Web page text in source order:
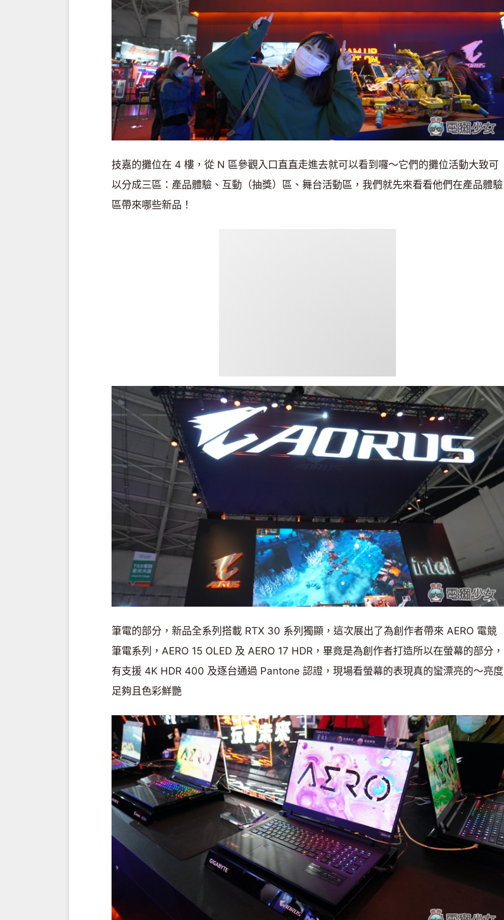
技嘉的攤位在 4 樓，從 N 區參觀入口直直走進去就可以看到囉～它們的攤位活動大致可
以分成三區：產品體驗、互動（抽獎）區、舞台活動區，我們就先來看看他們在產品體驗
區帶來哪些新品！
筆電的部分，新品全系列搭載 RTX 30 系列獨顯，這次展出了為創作者帶來 AERO 電競
筆電系列，AERO 15 OLED 及 AERO 17 HDR，畢竟是為創作者打造所以在螢幕的部分，
有支援 4K HDR 400 及逐台通過 Pantone 認證，現場看螢幕的表現真的蠻漂亮的～亮度
足夠且色彩鮮艷